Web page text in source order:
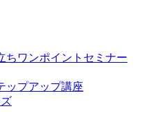
ちワンポイントセミナー
ップアップ講座